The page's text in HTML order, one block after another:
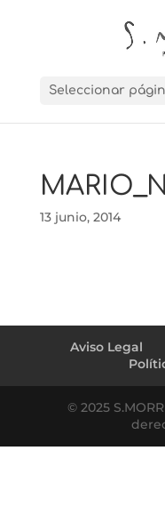
Seleccionar
13 junio, 2014
Aviso Legal
© 2025